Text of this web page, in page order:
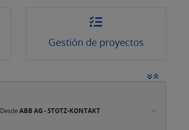
Gestión de proyectos
DesdeABB AG - STOTZ-KONTAKT